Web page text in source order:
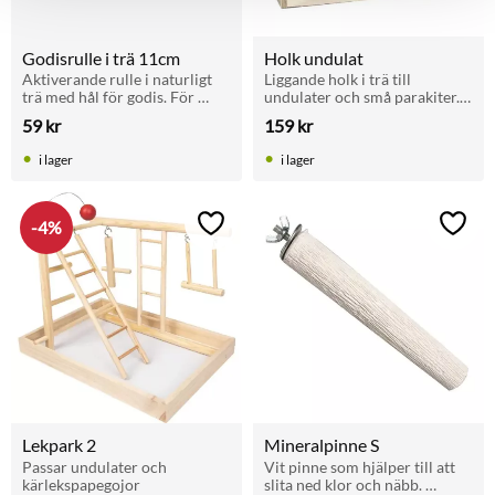
Godisrulle i trä 11cm
Aktiverande rulle i naturligt
trä med hål för godis. För
kaniner, smågnagare och
fåglar som undulater och
nymfkakadua.
59kr
i lager
Holk undulat
Liggande holk i trä till
undulater och små parakiter.
Ingångshål 40 mm. Med
sittpinne, bottenfördjupning
och gångjärnslock. Enkel att
rengöra.
159kr
i lager
Lekpark 2
Passar undulater och
kärlekspapegojor
4% Lägg till i favoriter
Mineralpinne S
Vit pinne som hjälper till att
slita ned klor och näbb.
Lägg